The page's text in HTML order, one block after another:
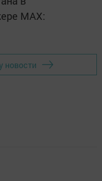
MАХ:
новости